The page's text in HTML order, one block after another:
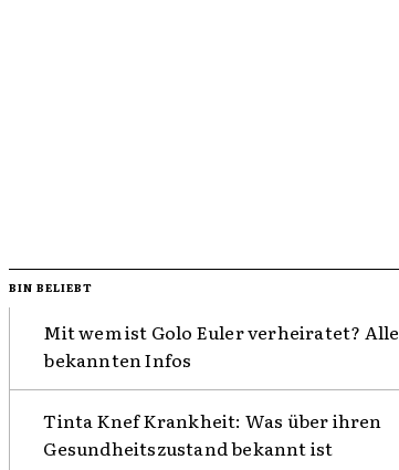
BIN BELIEBT
Mit wem ist Golo Euler verheiratet? Alle
bekannten Infos
Tinta Knef Krankheit: Was über ihren
Gesundheitszustand bekannt ist